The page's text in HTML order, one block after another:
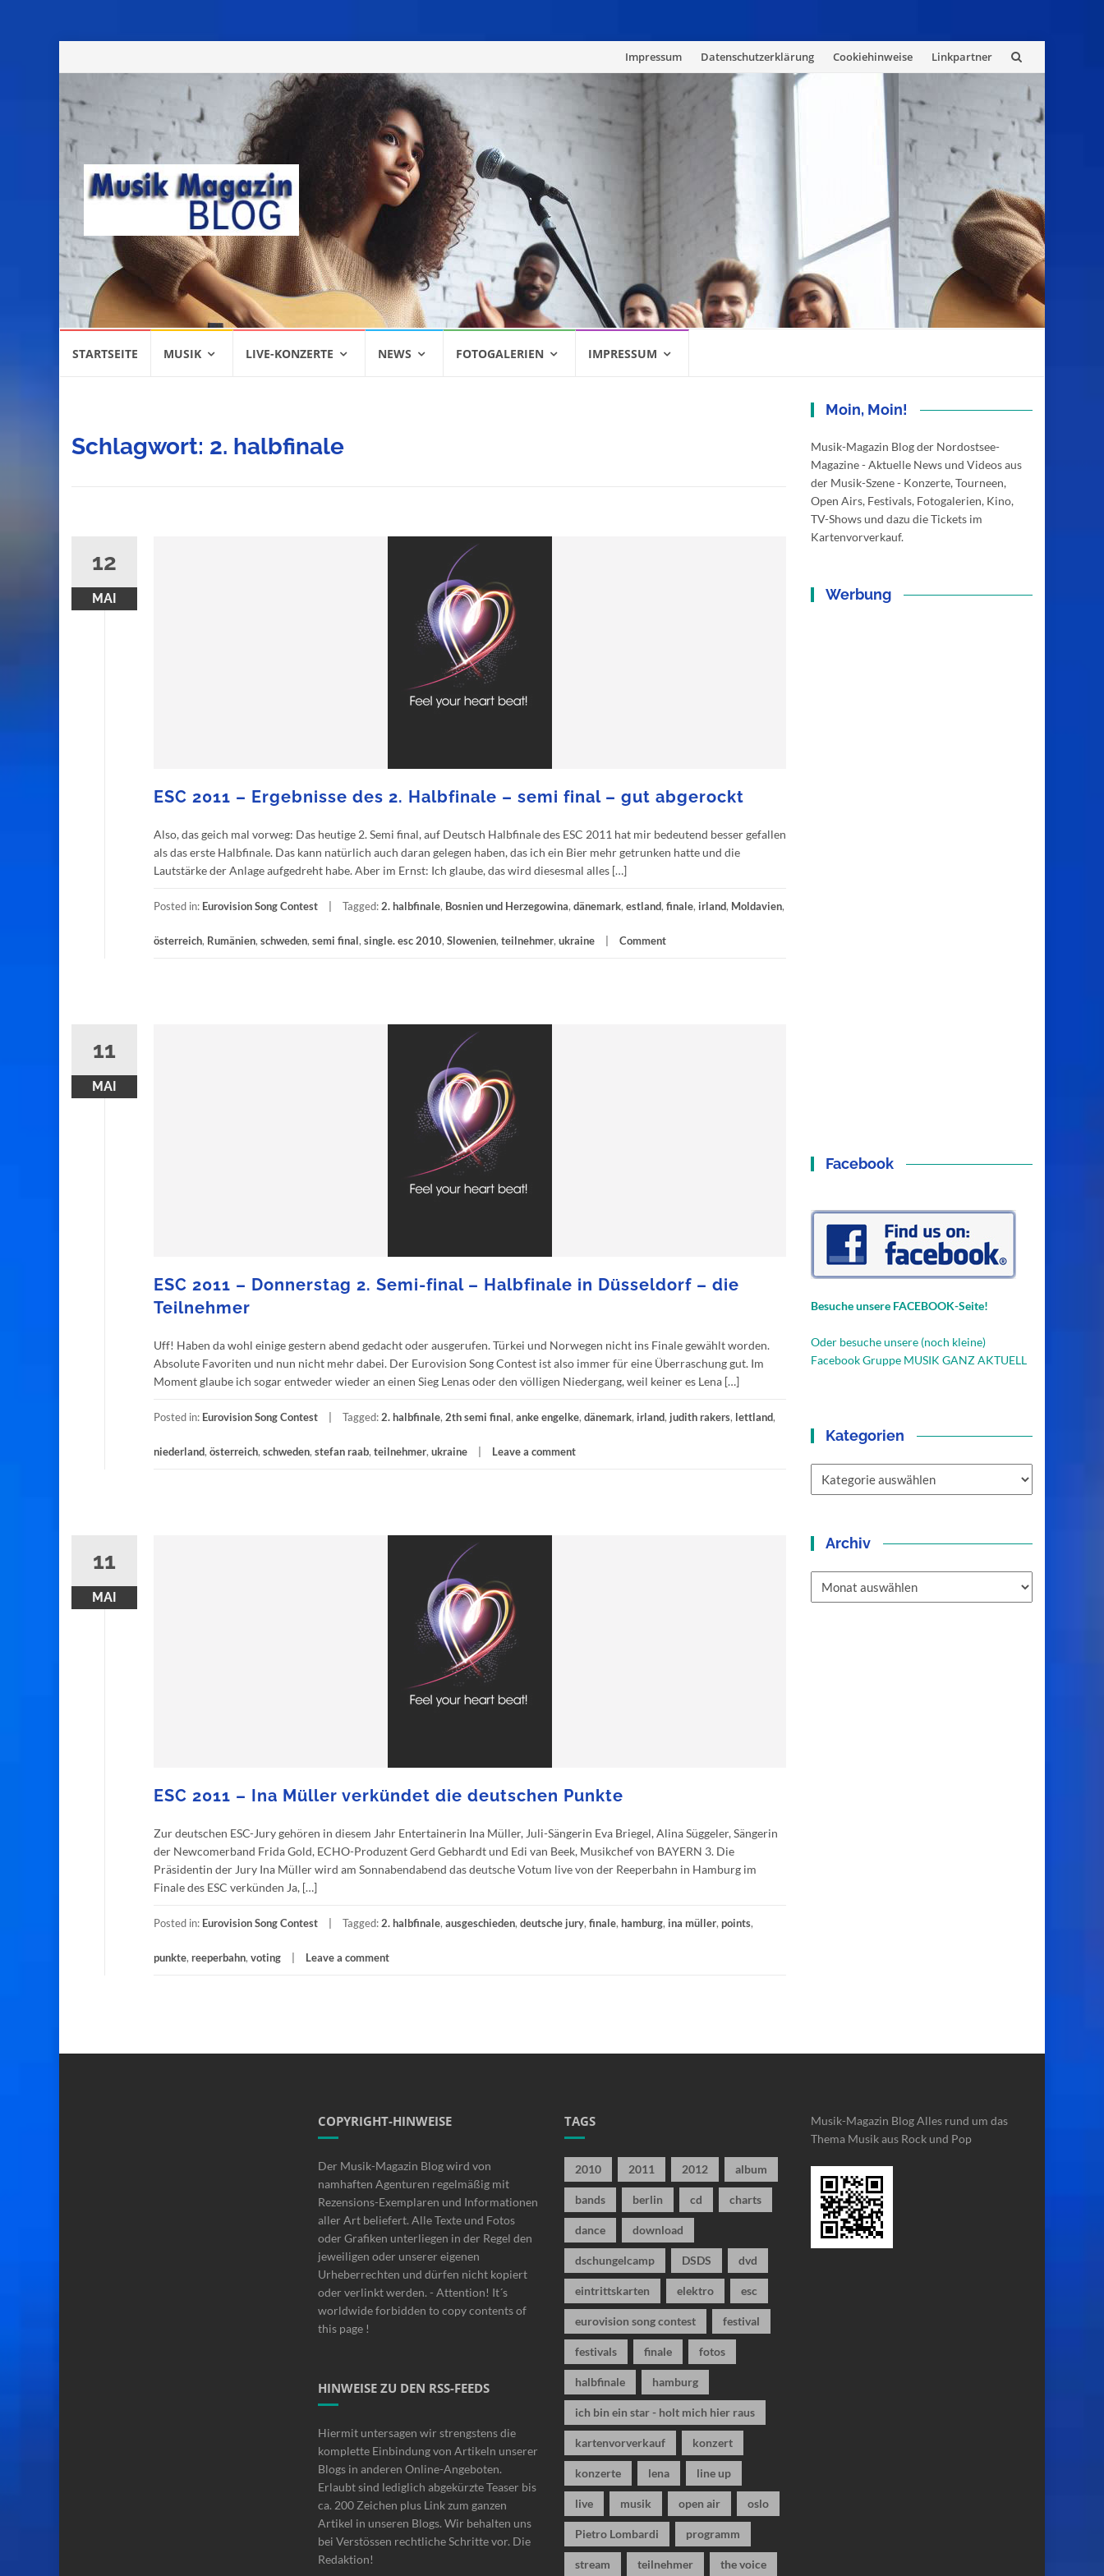
Skip
Impressum Datenschutzerklärung Cookiehinweise Linkpartner
STARTSEITE MUSIK LIVE-KONZERTE NEWS FOTOGALERIEN IMPRESSUM
Schlagwort: 2. halbfinale
12
MAI
ESC 2011 – Ergebnisse des 2. Halbfinale – semi final – gut abgerockt
Also, das geich mal vorweg: Das heutige 2. Semi final, auf Deutsch Halbfinale des ESC 2011 hat mir bedeutend besser gefallen
als das erste Halbfinale. Das kann natürlich auch daran gelegen haben, das ich ein Bier mehr getrunken hatte und die
Lautstärke der Anlage aufgedreht habe. Aber im Ernst: Ich glaube, das wird diesesmal alles […]
Posted in: Eurovision Song Contest Tagged:2. halbfinale, Bosnien und Herzegowina, dänemark, estland, finale, irland, Moldavien,
österreich, Rumänien, schweden, semi final, single. esc 2010, Slowenien, teilnehmer, ukraine Comment
11
MAI
ESC 2011 – Donnerstag 2. Semi-final – Halbfinale in Düsseldorf – die
Teilnehmer
Uff! Haben da wohl einige gestern abend gedacht oder ausgerufen. Türkei und Norwegen nicht ins Finale gewählt worden.
Absolute Favoriten und nun nicht mehr dabei. Der Eurovision Song Contest ist also immer für eine Überraschung gut. Im
Moment glaube ich sogar entweder wieder an einen Sieg Lenas oder den völligen Niedergang, weil keiner es Lena […]
Posted in: Eurovision Song Contest Tagged:2. halbfinale, 2th semi final, anke engelke, dänemark, irland, judith rakers, lettland,
niederland, österreich, schweden, stefan raab, teilnehmer, ukraine Leave a comment
11
MAI
ESC 2011 – Ina Müller verkündet die deutschen Punkte
Zur deutschen ESC-Jury gehören in diesem Jahr Entertainerin Ina Müller, Juli-Sängerin Eva Briegel, Alina Süggeler, Sängerin
der Newcomerband Frida Gold, ECHO-Produzent Gerd Gebhardt und Edi van Beek, Musikchef von BAYERN 3. Die
Präsidentin der Jury Ina Müller wird am Sonnabendabend das deutsche Votum live von der Reeperbahn in Hamburg im
Finale des ESC verkünden Ja, […]
Posted in: Eurovision Song Contest Tagged:2. halbfinale, ausgeschieden, deutsche jury, finale, hamburg, ina müller, points,
punkte, reeperbahn, voting Leave a comment
Moin, Moin!
Musik-Magazin Blog der Nordostsee-
Magazine - Aktuelle News und Videos aus
der Musik-Szene - Konzerte, Tourneen,
Open Airs, Festivals, Fotogalerien, Kino,
TV-Shows und dazu die Tickets im
Kartenvorverkauf.
Werbung
Facebook
Besuche unsere FACEBOOK-Seite!
Oder besuche unsere (noch kleine)
Facebook Gruppe MUSIK GANZ AKTUELL
Kategorien
Archiv
COPYRIGHT-HINWEISE
Der Musik-Magazin Blog wird von
namhaften Agenturen regelmäßig mit
Rezensions-Exemplaren und Informationen
aller Art beliefert. Alle Texte und Fotos
oder Grafiken unterliegen in der Regel den
jeweiligen oder unserer eigenen
Urheberrechten und dürfen nicht kopiert
oder verlinkt werden. - Attention! It´s
worldwide forbidden to copy contents of
this page !
HINWEISE ZU DEN RSS-FEEDS
Hiermit untersagen wir strengstens die
komplette Einbindung von Artikeln unserer
Blogs in anderen Online-Angeboten.
Erlaubt sind lediglich abgekürzte Teaser bis
ca. 200 Zeichen plus Link zum ganzen
Artikel in unseren Blogs. Wir behalten uns
bei Verstössen rechtliche Schritte vor. Die
Redaktion!
TAGS
2010 2011 2012 album
bands berlin cd charts
dance download
dschungelcamp DSDS dvd
eintrittskarten elektro esc
eurovision song contest festival
festivals finale fotos
halbfinale hamburg
ich bin ein star - holt mich hier raus
kartenvorverkauf konzert
konzerte lena line up
live musik open air oslo
Pietro Lombardi programm
stream teilnehmer the voice
Musik-Magazin BlogAlles rund um das
Thema Musik aus Rock und Pop